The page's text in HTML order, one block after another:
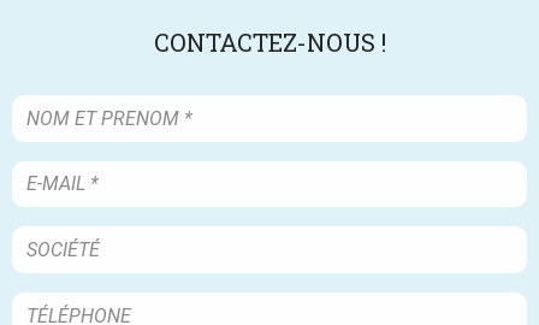
CONTACTEZ-NOUS !